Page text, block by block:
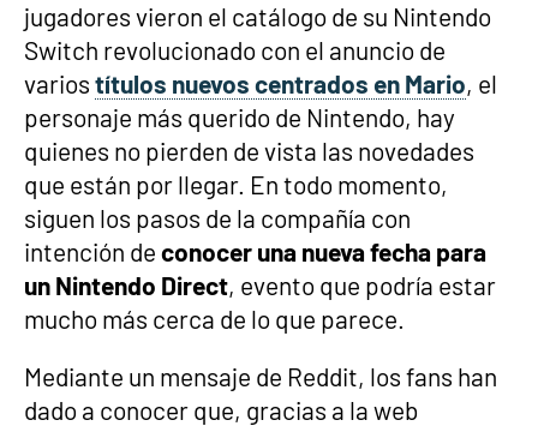
jugadores vieron el catálogo de su Nintendo
Switch revolucionado con el anuncio de
varios títulos nuevos centrados en Mario, el
personaje más querido de Nintendo, hay
quienes no pierden de vista las novedades
que están por llegar. En todo momento,
siguen los pasos de la compañía con
intención de conocer una nueva fecha para
un Nintendo Direct, evento que podría estar
mucho más cerca de lo que parece.
Mediante un mensaje de Reddit, los fans han
dado a conocer que, gracias a la web